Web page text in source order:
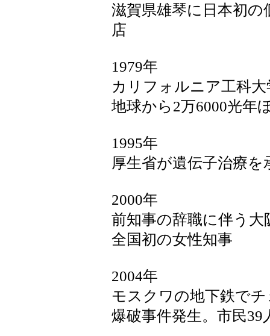
滋賀県雄琴に日本初
店
1979年
カリフォルニア工科
地球から2万6000光年
1995年
厚生省が遺伝子治療を
2000年
前知事の辞職に伴う大
全国初の女性知事
2004年
モスクワの地下鉄で
爆破事件発生。市民39